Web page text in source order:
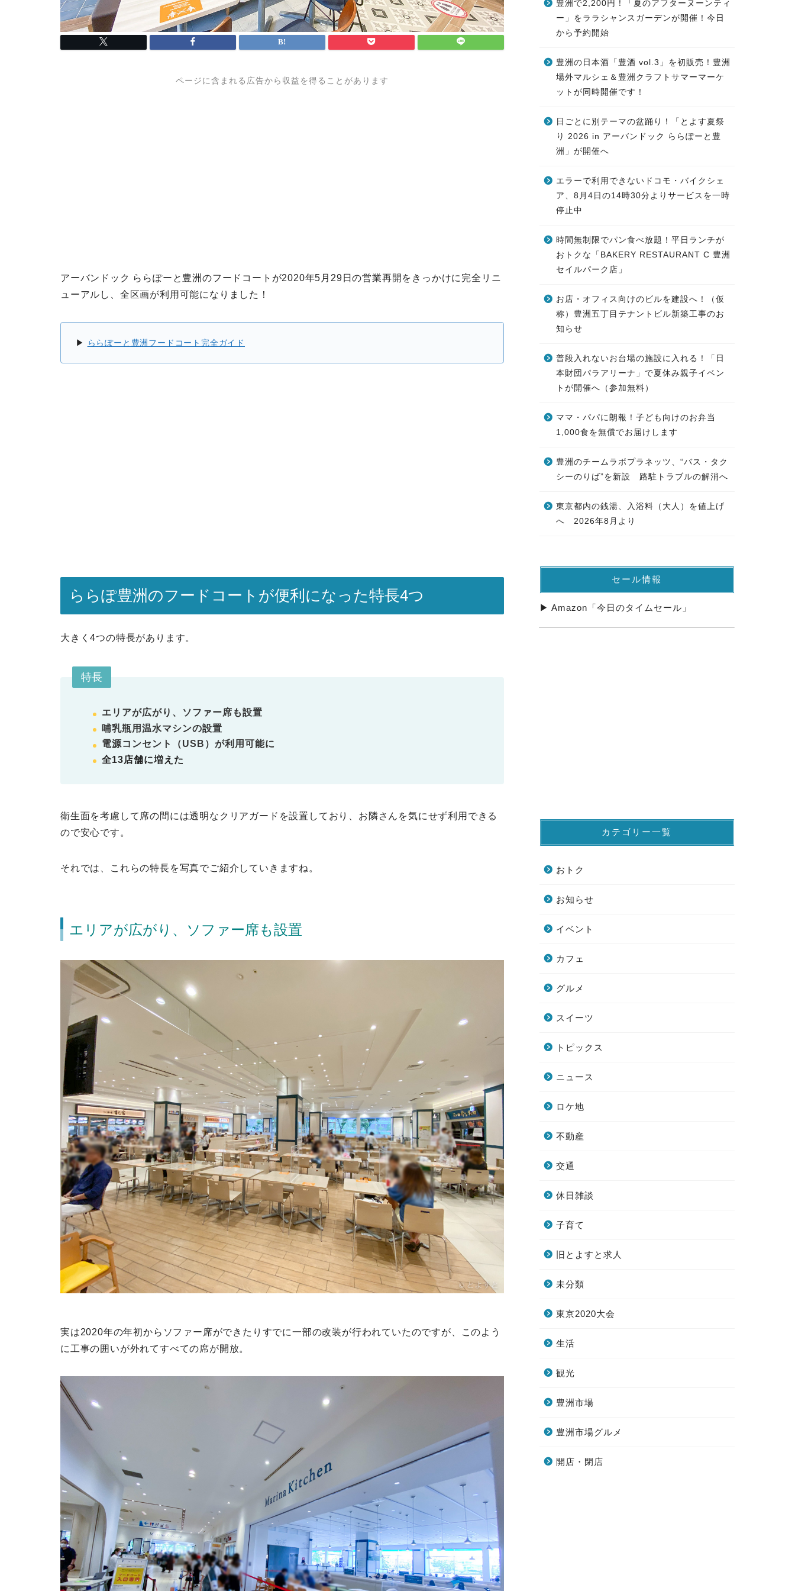
ページに含まれる広告から収益を得ることがあります
アーバンドック ららぽーと豊洲のフードコートが2020年5月29日の営業再開をきっかけに完全リニ
ューアルし、全区画が利用可能になりました！
▶ ららぽーと豊洲フードコート完全ガイド
ららぽ豊洲のフードコートが便利になった特長4つ
大きく4つの特長があります。
特長
エリアが広がり、ソファー席も設置
哺乳瓶用温水マシンの設置
電源コンセント（USB）が利用可能に
全13店舗に増えた
衛生面を考慮して席の間には透明なクリアガードを設置しており、お隣さんを気にせず利用できる
ので安心です。
それでは、これらの特長を写真でご紹介していきますね。
エリアが広がり、ソファー席も設置
実は2020年の年初からソファー席ができたりすでに一部の改装が行われていたのですが、このよう
に工事の囲いが外れてすべての席が開放。
豊洲で2,200円！「夏のアフターヌーンティ
ー」をララシャンスガーデンが開催！今日
から予約開始
豊洲の日本酒「豊酒 vol.3」を初販売！豊洲
場外マルシェ＆豊洲クラフトサマーマーケ
ットが同時開催です！
日ごとに別テーマの盆踊り！「とよす夏祭
り 2026 in アーバンドック ららぽーと豊
洲」が開催へ
エラーで利用できないドコモ・バイクシェ
ア、8月4日の14時30分よりサービスを一時
停止中
時間無制限でパン食べ放題！平日ランチが
おトクな「BAKERY RESTAURANT C 豊洲
セイルパーク店」
お店・オフィス向けのビルを建設へ！（仮
称）豊洲五丁目テナントビル新築工事のお
知らせ
普段入れないお台場の施設に入れる！「日
本財団パラアリーナ」で夏休み親子イベン
トが開催へ（参加無料）
ママ・パパに朗報！子ども向けのお弁当
1,000食を無償でお届けします
豊洲のチームラボプラネッツ、“バス・タク
シーのりば”を新設 路駐トラブルの解消へ
東京都内の銭湯、入浴料（大人）を値上げ
へ 2026年8月より
セール情報
▶ Amazon「今日のタイムセール」
カテゴリー一覧
おトク
お知らせ
イベント
カフェ
グルメ
スイーツ
トピックス
ニュース
ロケ地
不動産
交通
休日雑談
子育て
旧とよすと求人
未分類
東京2020大会
生活
観光
豊洲市場
豊洲市場グルメ
開店・閉店